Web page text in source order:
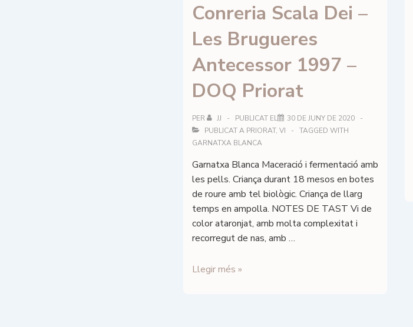
Carinyena
–
DOQ
Conreria Scala Dei –
Les Brugueres
Antecessor 1997 –
DOQ Priorat
PER JJ PUBLICAT EL
30 DE JUNY DE 2020
PUBLICAT A PRIORAT, VI
TAGGED WITH
GARNATXA BLANCA
Garnatxa Blanca Maceració i fermentació amb
les pells. Criança durant 18 mesos en botes
de roure amb tel biològic. Criança de llarg
temps en ampolla. NOTES DE TAST Vi de
color ataronjat, amb molta complexitat i
recorregut de nas, amb …
Conreria
Llegir més »